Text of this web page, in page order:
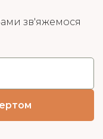
зв'яжемося